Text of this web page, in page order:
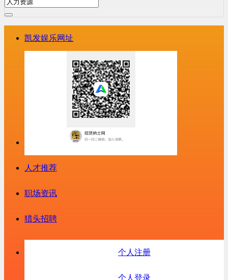
凯发娱乐网址
人才推荐
职场资讯
猎头招聘
个人注册
个人登录